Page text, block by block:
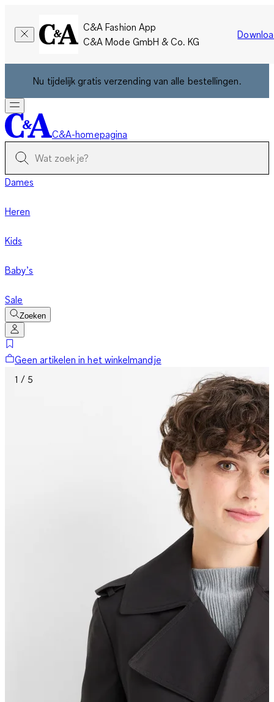
C&A Fashion App
C&A Mode GmbH & Co. KG
Nu tijdelijk gratis verzending van alle bestellingen.
C&A-homepagina
Dames
Heren
Kids
Baby’s
Sale
Zoeken
Geen artikelen in het winkelmandje
1 / 5